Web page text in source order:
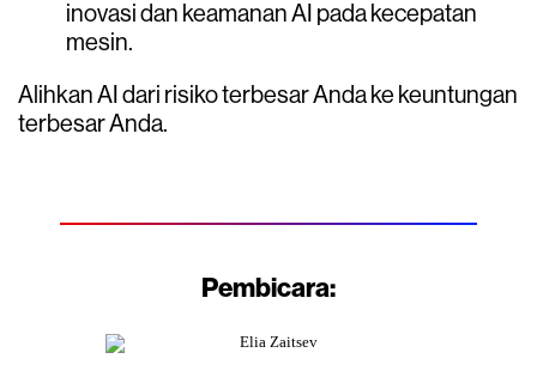
inovasi dan keamanan AI pada kecepatan
mesin.
Alihkan AI dari risiko terbesar Anda ke keuntungan
terbesar Anda.
Pembicara: